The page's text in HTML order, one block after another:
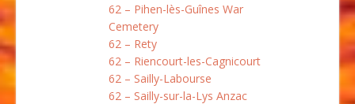
62 – Pihen-lès-Guînes War
Cemetery
62 – Rety
62 – Riencourt-les-Cagnicourt
62 – Sailly-Labourse
62 – Sailly-sur-la-Lys Anzac